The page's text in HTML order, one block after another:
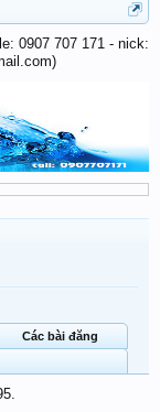
0907 707 171 - nick:
Các bài đăng